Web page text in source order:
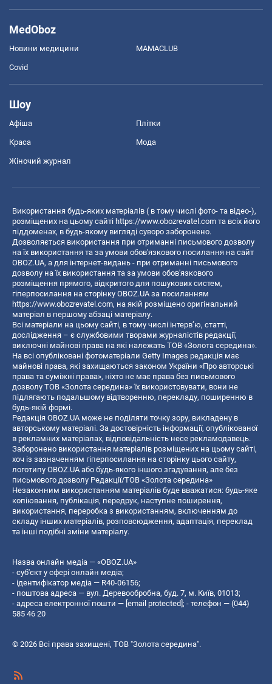
MedOboz
Новини медицини MAMACLUB
Covid
Шоу
Афіша Плітки
Краса Мода
Жіночий журнал
Використання будь-яких матеріалів ( в тому числі фото- та відео-),
розміщених на цьому сайті https://www.obozrevatel.com та всіх його
піддоменах, в будь-якому вигляді суворо заборонено.
Дозволяється використання при отриманні письмового дозволу
на їх використання та за умови обов'язкового посилання на сайт
OBOZ.UA, а для інтернет-видань - при отриманні письмового
дозволу на їх використання та за умови обов'язкового
розміщення прямого, відкритого для пошукових систем,
гіперпосилання на сторінку OBOZ.UA за посиланням
https://www.obozrevatel.com, на якій розміщено оригінальний
матеріал в першому абзаці матеріалу.
Всі матеріали на цьому сайті, в тому числі інтерв’ю, статті,
дослідження – є службовими творами журналістів редакції,
виключні майнові права на які належать ТОВ «Золота середина».
На всі опубліковані фотоматеріали Getty Images редакція має
майнові права, які захищаються законом України «Про авторські
права та суміжні права», ніхто не має права без письмового
дозволу ТОВ «Золота середина» їх використовувати, вони не
підлягають подальшому відтворенню, перекладу, поширенню в
будь-якій формі.
Редакція OBOZ.UA може не поділяти точку зору, викладену в
авторському матеріалі. За достовірність інформації, опублікованої
в рекламних матеріалах, відповідальність несе рекламодавець.
Заборонено використання матеріалів розміщених на цьому сайті,
хоч із зазначенням гіперпосилання на сторінку цього сайту,
логотипу OBOZ.UA або будь-якого іншого згадування, але без
письмового дозволу Редакції/ТОВ «Золота середина»
Незаконним використанням матеріалів буде вважатися: будь-яке
копiювання, публiкацiя, передрук, наступне поширення,
використання, переробка з використанням, включенням до
складу інших матеріалів, розповсюдження, адаптація, переклад
та інші подібні зміни матеріалу.
Назва онлайн медіа — «OBOZ.UA»
- суб'єкт у сфері онлайн медіа;
- ідентифікатор медіа — R40-06156;
- поштова адреса — вул. Деревообробна, буд. 7, м. Київ, 01013;
- адреса електронної пошти — [email protected]; - телефон — (044)
585 46 20
© 2026 Всі права захищені, ТОВ "Золота середина".